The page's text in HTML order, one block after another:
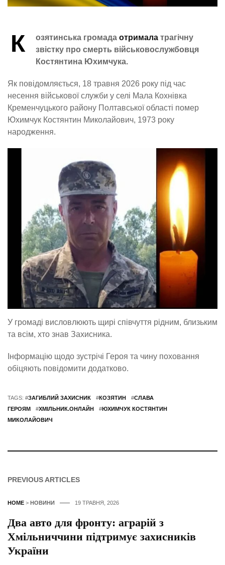
К озятинська громада отримала трагічну
звістку про смерть військовослужбовця
Костянтина Юхимчука.
Як повідомляється, 18 травня 2026 року під час
несення військової служби у селі Мала Кохнівка
Кременчуцького району Полтавської області помер
Юхимчук Костянтин Миколайович, 1973 року
народження.
У громаді висловлюють щирі співчуття рідним, близьким
та всім, хто знав Захисника.
Інформацію щодо зустрічі Героя та чину поховання
обіцяють повідомити додатково.
TAGS: #ЗАГИБЛИЙ ЗАХИСНИК #КОЗЯТИН #СЛАВА
ГЕРОЯМ
#ХМІЛЬНИК.ОНЛАЙН #ЮХИМЧУК КОСТЯНТИН
МИКОЛАЙОВИЧ
PREVIOUS ARTICLES
HOME > НОВИНИ 19 ТРАВНЯ, 2026
Два авто для фронту: аграрій з
Хмільниччини підтримує захисників
України